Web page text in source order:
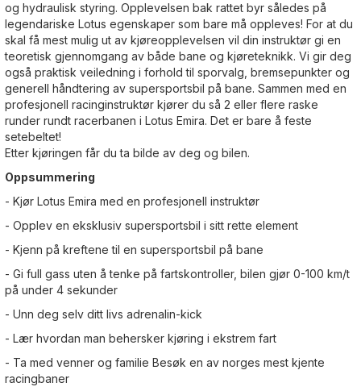
og hydraulisk styring. Opplevelsen bak rattet byr således på
legendariske Lotus egenskaper som bare må oppleves! For at du
skal få mest mulig ut av kjøreopplevelsen vil din instruktør gi en
teoretisk gjennomgang av både bane og kjøreteknikk. Vi gir deg
også praktisk veiledning i forhold til sporvalg, bremsepunkter og
generell håndtering av supersportsbil på bane. Sammen med en
profesjonell racinginstruktør kjører du så 2 eller flere raske
runder rundt racerbanen i Lotus Emira. Det er bare å feste
setebeltet!
Etter kjøringen får du ta bilde av deg og bilen.
Oppsummering
- Kjør Lotus Emira med en profesjonell instruktør
- Opplev en eksklusiv supersportsbil i sitt rette element
- Kjenn på kreftene til en supersportsbil på bane
- Gi full gass uten å tenke på fartskontroller, bilen gjør 0-100 km/t
på under 4 sekunder
- Unn deg selv ditt livs adrenalin-kick
- Lær hvordan man behersker kjøring i ekstrem fart
- Ta med venner og familie Besøk en av norges mest kjente
racingbaner